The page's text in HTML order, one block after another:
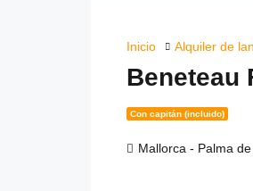
Inicio Alquiler de
Beneteau
Con capitán (incluido)
Mallorca - Palma